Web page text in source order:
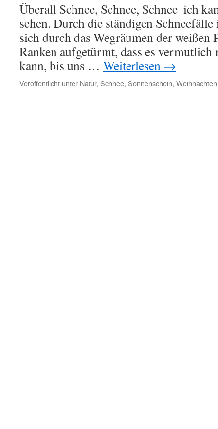
Überall Schnee, Schnee, Schnee  ich
sehen. Durch die ständigen
sich durch das Wegräumen der weißen
Ranken aufgetürmt, dass es vermutlich
kann, bis uns … Weiterlesen →
Veröffentlicht unter Natur, Schnee, Sonnenschein, Weihnachten